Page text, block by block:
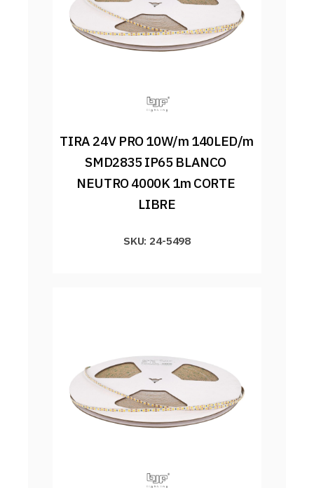
TIRA 24V PRO 10W/m 140LED/m
SMD2835 IP65 BLANCO
NEUTRO 4000K 1m CORTE
LIBRE
SKU: 24-5498